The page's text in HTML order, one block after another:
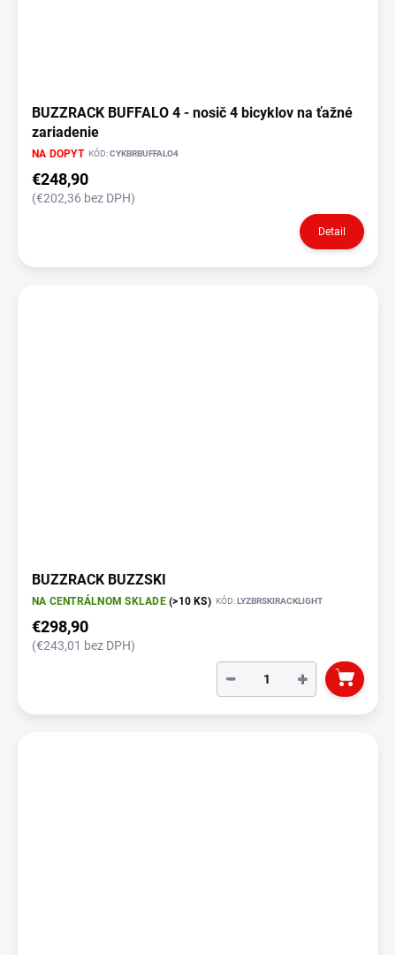
BUZZRACK BUFFALO 4 - nosič 4 bicyklov na ťažné
zariadenie
NA DOPYT KÓD:CYKBRBUFFALO4
€248,90
(€202,36 bez DPH)
Detail
BUZZRACK BUZZSKI
NA CENTRÁLNOM SKLADE(>10 KS) KÓD:LYZBRSKIRACKLIGHT
€298,90
(€243,01 bez DPH)
+
−